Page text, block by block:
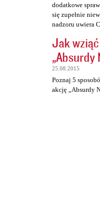
dodatkowe
się zupełnie
nadzoru uwiera
Jak
„Absurdy
25.08.2015
Poznaj 5
akcję „Absurdy